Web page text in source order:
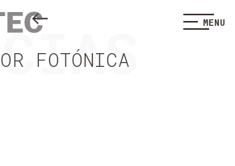
MENU
FOTÓNICA